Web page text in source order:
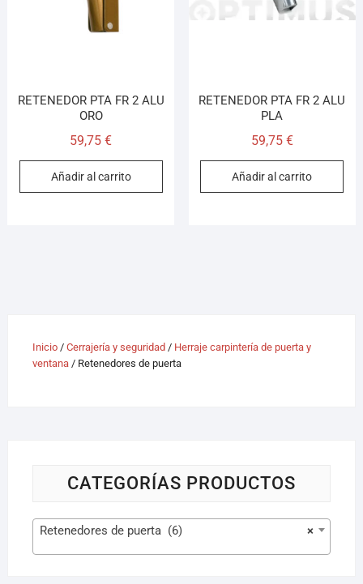
RETENEDOR PTA FR 2 ALU
ORO
59,75€
Añadir al carrito
RETENEDOR PTA FR 2 ALU
PLA
59,75 €
Añadir al carrito
Inicio/ Cerrajería y seguridad / Herraje carpintería de puerta y
ventana/ Retenedores de puerta
CATEGORÍAS PRODUCTOS
×
Retenedores de puerta (6)